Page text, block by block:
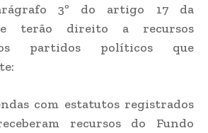
3º do artigo 17 da
terão direito a recursos
partidos políticos que
com estatutos registrados
recursos do Fundo